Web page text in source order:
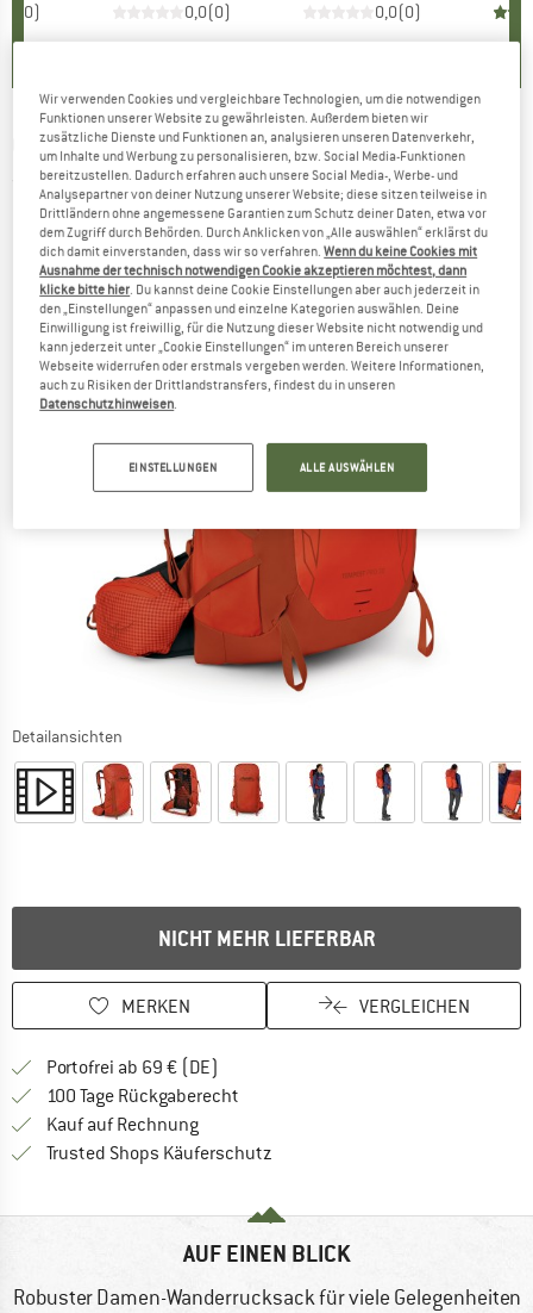
0) 0,0(0) 0,0(0)
OSPREY -Tempest Pro 30 - Wanderrucksack
(0)
Detailansichten
NICHT MEHR LIEFERBAR
MERKEN VERGLEICHEN
Portofrei ab 69 € (DE)
100 Tage Rückgaberecht
Kauf auf RechnungFinde die Zahlungs-Infos hier! Öffnet
Trusted Shops Käuferschutz
AUF EINEN BLICK
Robuster Damen-Wanderrucksack für viele Gelegenheiten
Wir verwenden Cookies und vergleichbare Technologien, um die notwendigen
Funktionen unserer Website zu gewährleisten. Außerdem bieten wir
zusätzliche Dienste und Funktionen an, analysieren unseren Datenverkehr,
um Inhalte und Werbung zu personalisieren, bzw. Social Media-Funktionen
bereitzustellen. Dadurch erfahren auch unsere Social Media-, Werbe- und
Analysepartner von deiner Nutzung unserer Website; diese sitzen teilweise in
Drittländern ohne angemessene Garantien zum Schutz deiner Daten, etwa vor
dem Zugriff durch Behörden. Durch Anklicken von „Alle auswählen“ erklärst du
dich damit einverstanden, dass wir so verfahren.Wenn du keine Cookies mit
Ausnahme der technisch notwendigen Cookie akzeptieren möchtest, dann
klicke bitte hier. Du kannst deine Cookie Einstellungen aber auch jederzeit in
den „Einstellungen“ anpassen und einzelne Kategorien auswählen. Deine
Einwilligung ist freiwillig, für die Nutzung dieser Website nicht notwendig und
kann jederzeit unter „Cookie Einstellungen“ im unteren Bereich unserer
Webseite widerrufen oder erstmals vergeben werden. Weitere Informationen,
auch zu Risiken der Drittlandstransfers, findest du in unseren
Datenschutzhinweisen.
EINSTELLUNGEN ALLE AUSWÄHLEN